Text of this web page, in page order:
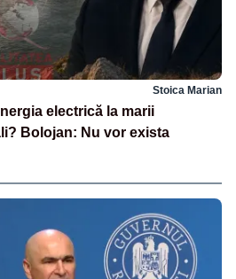
Stoica Marian
electrică la marii
Bolojan: Nu vor exista